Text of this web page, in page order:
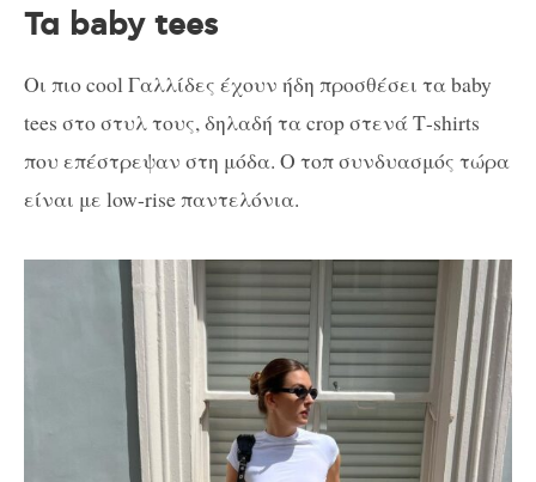
Τα baby tees
Οι πιο cool Γαλλίδες έχουν ήδη προσθέσει τα baby
tees στο στυλ τους, δηλαδή τα crop στενά Τ-shirts
που επέστρεψαν στη μόδα. Ο τοπ συνδυασμός τώρα
είναι με low-rise παντελόνια.